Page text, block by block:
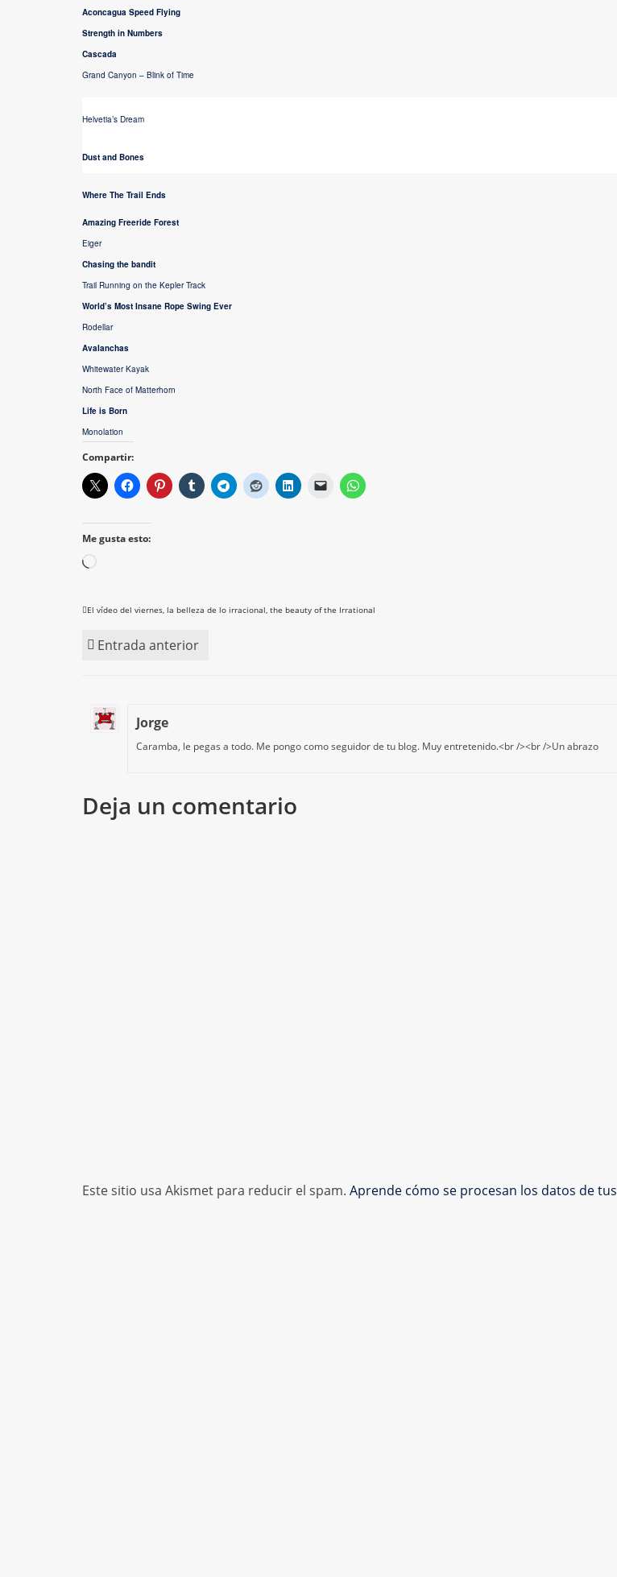
Aconcagua Speed Flying
Strength in Numbers
Cascada
Grand Canyon – Blink of Time
Helvetia’s Dream
Dust and Bones
Where The Trail Ends
Amazing Freeride Forest
Eiger
Chasing the bandit
Trail Running on the Kepler Track
World’s Most Insane Rope Swing Ever
Rodellar
Avalanchas
Whitewater Kayak
North Face of Matterhorn
Life is Born
Monolation
Compartir:
Me gusta esto:
Cargando...
El vídeo del viernes, la belleza de lo irracional, the beauty of the Irrational
Entrada anterior
Jorge
Caramba, le pegas a todo. Me pongo como seguidor de tu blog. Muy entretenido.<br /><br />Un abrazo
Deja un comentario
Este sitio usa Akismet para reducir el spam. Aprende cómo se procesan los datos de